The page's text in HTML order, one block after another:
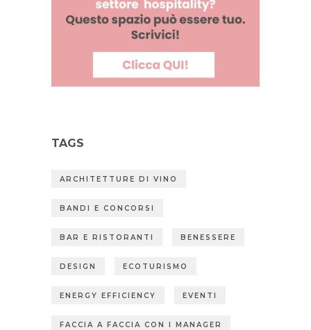
TAGS
ARCHITETTURE DI VINO
BANDI E CONCORSI
BAR E RISTORANTI BENESSERE
DESIGN ECOTURISMO
ENERGY EFFICIENCY EVENTI
FACCIA A FACCIA CON I MANAGER